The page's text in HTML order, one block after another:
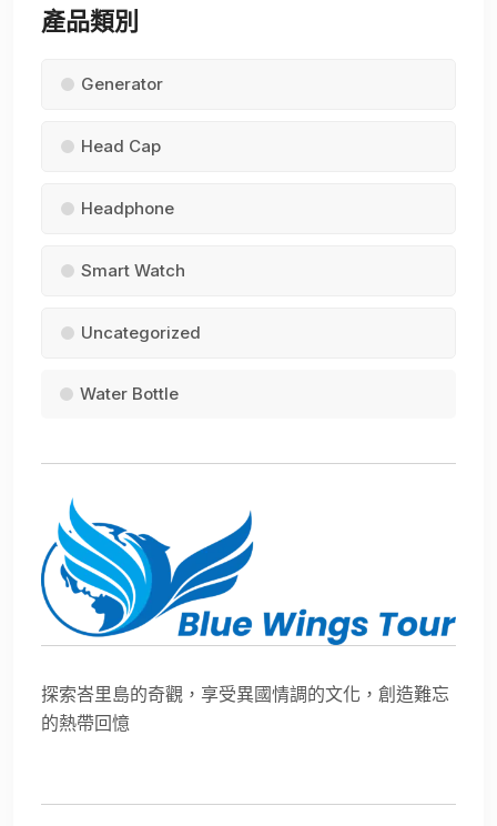
產品類別
Generator
Head Cap
Headphone
Smart Watch
Uncategorized
Water Bottle
探索峇里島的奇觀，享受異國情調的文化，創造難忘
的熱帶回憶